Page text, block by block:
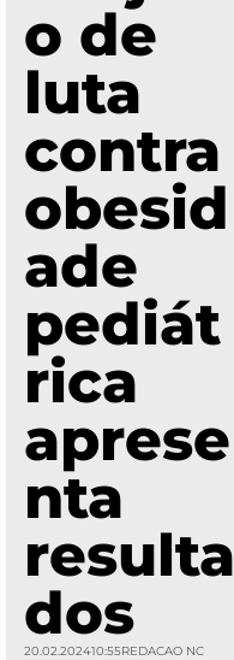
o de
luta
contra
obesid
ade
pediát
rica
aprese
nta
resulta
dos
20.02.202410:55REDACAO NC